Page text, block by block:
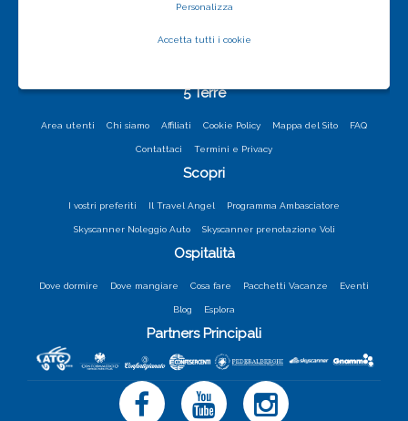
5 Terre
Area utenti Chi siamo Affiliati Cookie Policy Mappa del Sito FAQ
Contattaci Termini e Privacy
Scopri
I vostri preferiti Il Travel Angel Programma Ambasciatore
Skyscanner Noleggio Auto Skyscanner prenotazione Voli
Ospitalità
Dove dormire Dove mangiare Cosa fare Pacchetti Vacanze Eventi
Blog Esplora
Partners Principali
Personalizza
Accetta tutti i cookie